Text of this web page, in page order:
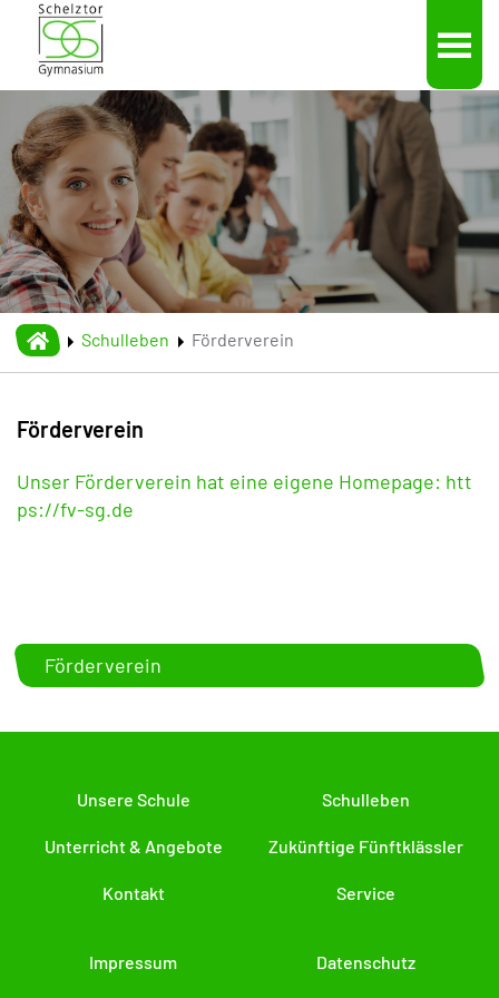
Skip to main content
Schulleben Förderverein
Förderverein
Förderverein
Unser Förderverein hat eine eigene Homepage: htt
ps://fv-sg.de
Unsere Schule Schulleben
Unterricht & Angebote Zukünftige Fünftklässler
Kontakt Service
Impressum Datenschutz